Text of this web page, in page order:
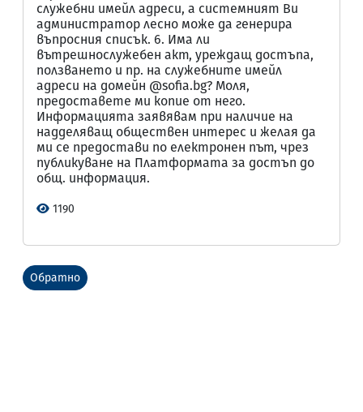
служебни имейл адреси, а системният Ви
администратор лесно може да генерира
въпросния списък. 6. Има ли
вътрешнослужебен акт, уреждащ достъпа,
ползването и пр. на служебните имейл
адреси на домейн @sofia.bg? Моля,
предоставете ми копие от него.
Информацията заявявам при наличие на
надделяващ обществен интерес и желая да
ми се предостави по електронен път, чрез
публикуване на Платформата за достъп до
общ. информация.
1190
Обратно